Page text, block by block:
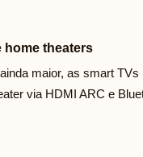
home theaters
maior, as smart
via HDMI ARC e